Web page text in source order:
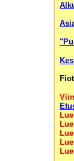
Lue
Lue
Lue
Lue